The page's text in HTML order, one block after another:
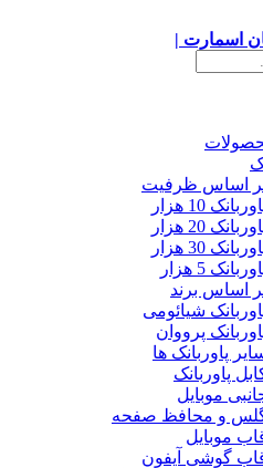
اسمارت |
اساس ظرفیت
10 هزار
20 هزار
30 هزار
5 هزار
اساس برند
شیائومی
پرووان
پاوربانک ها
پاوربانک
موبایل
و محافظ صفحه
موبایل
گوشی آیفون